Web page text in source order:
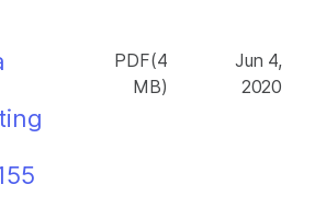
PDF(4
MB)
Jun 4,
2020